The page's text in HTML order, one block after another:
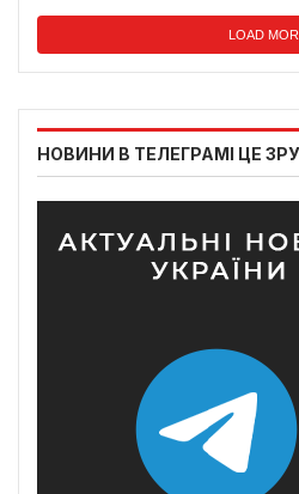
LOAD
НОВИНИ В ТЕЛЕГРАМІ ЦЕ